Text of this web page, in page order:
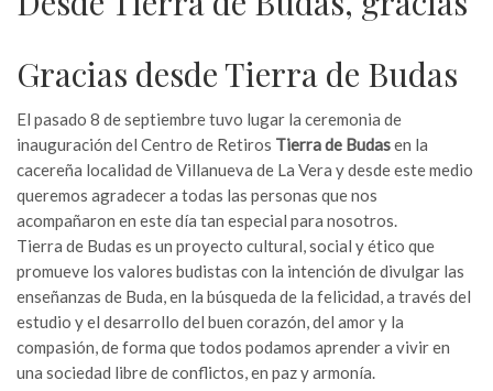
Gracias desde Tierra de Budas
El pasado 8 de septiembre tuvo lugar la ceremonia de
inauguración del Centro de Retiros Tierra de Budasen la
cacereña localidad de Villanueva de La Vera y desde este medio
queremos agradecer a todas las personas que nos
acompañaron en este día tan especial para nosotros.
Tierra de Budas es un proyecto cultural, social y ético que
promueve los valores budistas con la intención de divulgar las
enseñanzas de Buda, en la búsqueda de la felicidad, a través del
estudio y el desarrollo del buen corazón, del amor y la
compasión, de forma que todos podamos aprender a vivir en
una sociedad libre de conflictos, en paz y armonía.